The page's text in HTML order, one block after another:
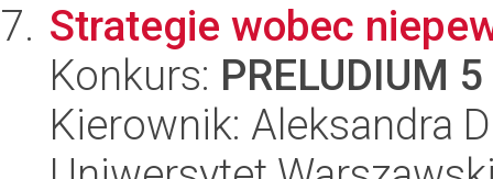
Strategie wobec
Konkurs: PRELUDIUM 5
Kierownik: Aleksandra